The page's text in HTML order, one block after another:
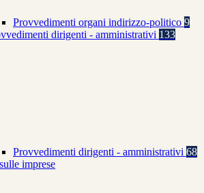
Provvedimenti organi indirizzo-politico 9
dirigenti - amministrativi 133
Provvedimenti dirigenti - amministrativi 68
imprese